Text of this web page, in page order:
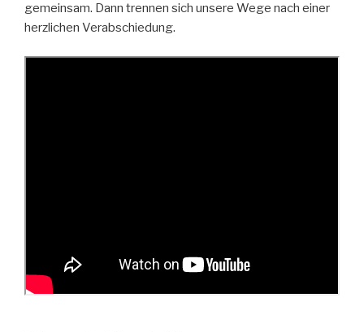
gemeinsam. Dann trennen sich unsere Wege nach einer
herzlichen Verabschiedung.